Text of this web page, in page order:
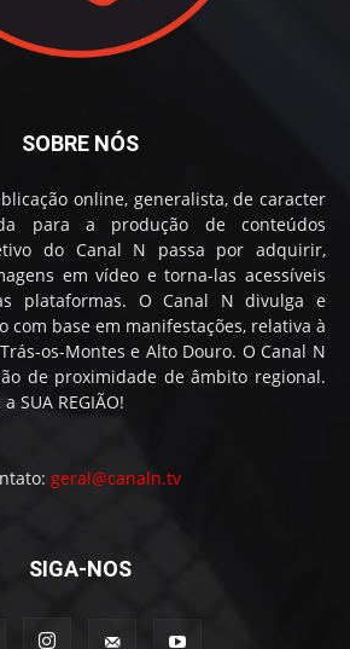
SOBRE NÓS
online, generalista, de caracter
para a produção de conteúdos
do Canal N passa por adquirir,
em vídeo e torna-las acessíveis
plataformas. O Canal N divulga e
com base em manifestações, relativa à
os-Montes e Alto Douro. O Canal N
de proximidade de âmbito regional.
SUA REGIÃO!
geral@canaln.tv
SIGA-NOS